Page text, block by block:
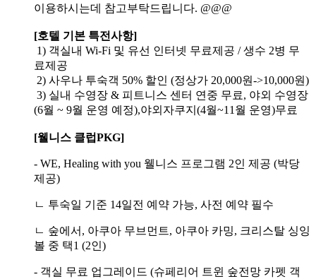
이용하시는데 참고부탁드립니다. @@@
[호텔 기본 특전사항]
1) 객실내 Wi-Fi 및 유선 인터넷 무료제공 / 생수 2병 무
료제공
2) 사우나 투숙객 50% 할인 (정상가 20,000원->10,000원)
3) 실내 수영장 & 피트니스 센터 연중 무료, 야외 수영장
(6월 ~ 9월 운영 예정),야외자쿠지(4월~11월 운영)무료
[웰니스 클럽PKG]
- WE, Healing with you 웰니스 프로그램 2인 제공 (박당
제공)
ㄴ 투숙일 기준 14일전 예약 가능, 사전 예약 필수
ㄴ 숲에서, 아쿠아 무브먼트, 아쿠아 카밍, 크리스탈 싱잉
볼 중 택1 (2인)
- 객실 무료 업그레이드 (슈페리어 트윈 숲전망 카펫 객